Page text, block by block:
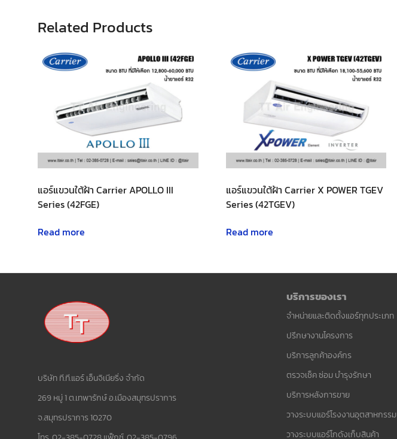
Related Products
แอร์แขวนใต้ฝ้า Carrier APOLLO III
Series (42FGE)
Read more
แอร์แขวนใต้ฝ้า Carrier X POWER TGEV
Series (42TGEV)
Read more
บริษัท ที.ที.แอร์ เอ็นจิเนียริ่ง จำกัด
269 หมู่ 1 ต.เทพารักษ์ อ.เมืองสมุทรปราการ
จ.สมุทรปราการ 10270
บริการของเรา
จำหน่ายและติดตั้งแอร์ทุกประเภท
ปรึกษางานโครงการ
บริการลูกค้าองค์กร
ตรวจเช็ค ซ่อม บำรุงรักษา
บริการหลังการขาย
วางระบบแอร์โรงงานอุตสาหกรรม
วางระบบแอร์โกดังเก็บสินค้า